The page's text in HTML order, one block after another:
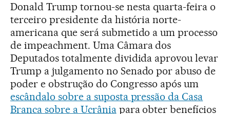
Donald Trump tornou-se nesta quarta-feira o
terceiro presidente da história norte-
americana que será submetido a um processo
de impeachment. Uma Câmara dos
Deputados totalmente dividida aprovou levar
Trump a julgamento no Senado por abuso de
poder e obstrução do Congresso após um
escândalo sobre a suposta pressão da Casa
Branca sobre a Ucrâniapara obter benefícios